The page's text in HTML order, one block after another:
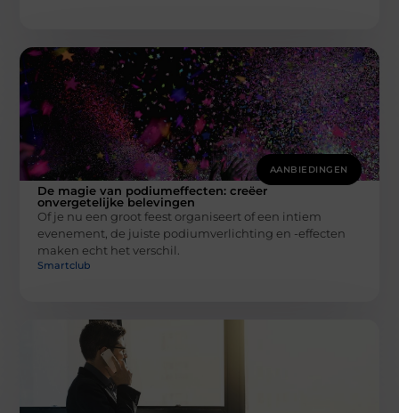
AANBIEDINGEN
De magie van podiumeffecten: creëer
onvergetelijke belevingen
Of je nu een groot feest organiseert of een intiem
evenement, de juiste podiumverlichting en -effecten
maken echt het verschil.
Smartclub